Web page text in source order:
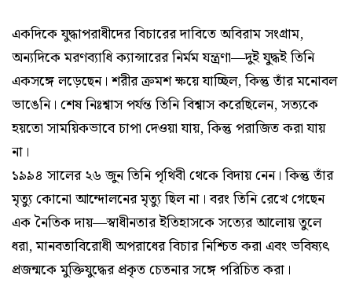
একদিকে যুদ্ধাপরাধীদের বিচারের দাবিতে অবিরাম সংগ্রাম,
অন্যদিকে মরণব্যাধি ক্যান্সারের নির্মম যন্ত্রণা—দুই যুদ্ধই তিনি
একসঙ্গে লড়েছেন। শরীর ক্রমশ ক্ষয়ে যাচ্ছিল, কিন্তু তাঁর মনোবল
ভাঙেনি। শেষ নিঃশ্বাস পর্যন্ত তিনি বিশ্বাস করেছিলেন, সত্যকে
হয়তো সাময়িকভাবে চাপা দেওয়া যায়, কিন্তু পরাজিত করা যায়
না।
১৯৯৪ সালের ২৬ জুন তিনি পৃথিবী থেকে বিদায় নেন। কিন্তু তাঁর
মৃত্যু কোনো আন্দোলনের মৃত্যু ছিল না। বরং তিনি রেখে গেছেন
এক নৈতিক দায়—স্বাধীনতার ইতিহাসকে সত্যের আলোয় তুলে
ধরা, মানবতাবিরোধী অপরাধের বিচার নিশ্চিত করা এবং ভবিষ্যৎ
প্রজন্মকে মুক্তিযুদ্ধের প্রকৃত চেতনার সঙ্গে পরিচিত করা।